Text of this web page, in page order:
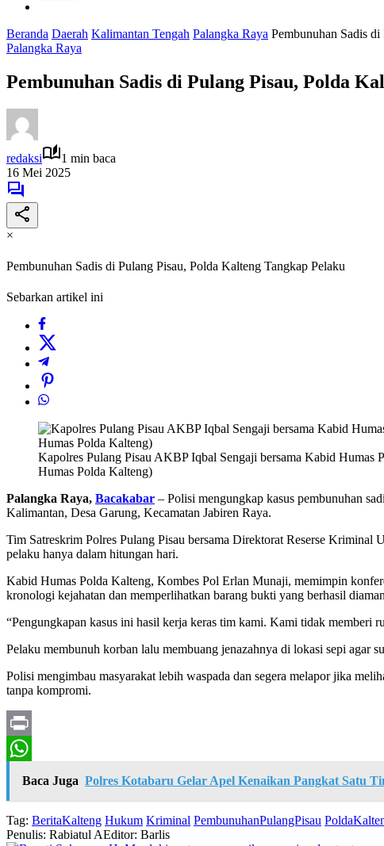
Beranda Daerah Kalimantan Tengah Palangka Raya Pembunuhan Sadis
Palangka Raya
Pembunuhan Sadis di Pulang Pisau, Polda
redaksi
1 min baca
16 Mei 2025
×
Pembunuhan Sadis di Pulang Pisau, Polda Kalteng Tangkap Pelaku
Sebarkan artikel ini
Kapolres Pulang Pisau AKBP Iqbal Sengaji bersama Kabid
Humas Polda Kalteng)
Palangka Raya, Bacakabar – Polisi mengungkap kasus pembunuhan
Kalimantan, Desa Garung, Kecamatan Jabiren Raya.
Tim Satreskrim Polres Pulang Pisau bersama Direktorat Reserse
pelaku hanya dalam hitungan hari.
Kabid Humas Polda Kalteng, Kombes Pol Erlan Munaji, memimpin
kronologi kejahatan dan memperlihatkan barang bukti yang berhasil
“Pengungkapan kasus ini hasil kerja keras tim kami. Kami tidak memberi
Pelaku membunuh korban lalu membuang jenazahnya di lokasi sepi agar
Polisi mengimbau masyarakat lebih waspada dan segera melapor jika
tanpa kompromi.
Print
WhatsApp
Baca Juga Polres Kotabaru Gelar Apel Kenaikan Pangkat Satu
Tag: BeritaKalteng Hukum Kriminal PembunuhanPulangPisau
Penulis: Rabiatul AEditor: Barlis